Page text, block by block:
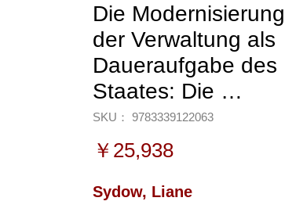
Die Modernisierung
der Verwaltung als
Daueraufgabe des
Staates: Die …
SKU： 9783339122063
￥25,938価
Sydow, Liane